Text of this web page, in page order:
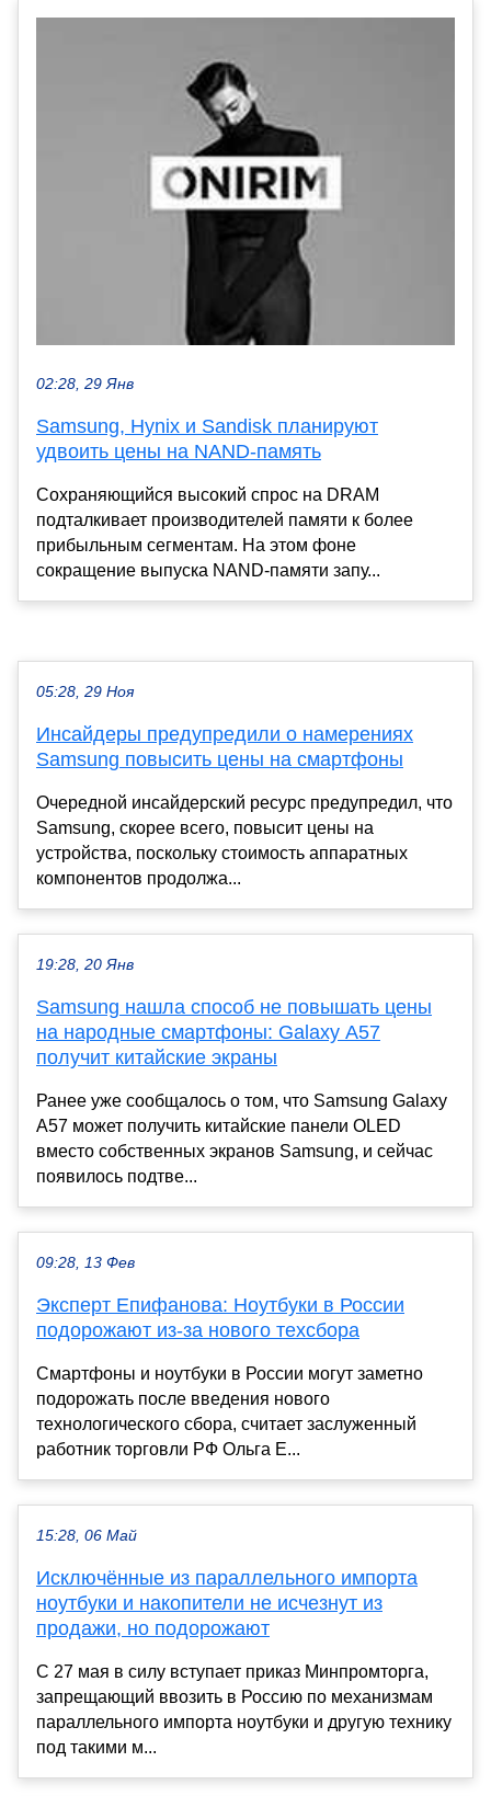
02:28, 29 Янв
Samsung, Hynix и Sandisk планируют
удвоить цены на NAND-память
Сохраняющийся высокий спрос на DRAM
подталкивает производителей памяти к более
прибыльным сегментам. На этом фоне
сокращение выпуска NAND-памяти запу...
05:28, 29 Ноя
Инсайдеры предупредили о намерениях
Samsung повысить цены на смартфоны
Очередной инсайдерский ресурс предупредил, что
Samsung, скорее всего, повысит цены на
устройства, поскольку стоимость аппаратных
компонентов продолжа...
19:28, 20 Янв
Samsung нашла способ не повышать цены
на народные смартфоны: Galaxy A57
получит китайские экраны
Ранее уже сообщалось о том, что Samsung Galaxy
A57 может получить китайские панели OLED
вместо собственных экранов Samsung, и сейчас
появилось подтве...
09:28, 13 Фев
Эксперт Епифанова: Ноутбуки в России
подорожают из-за нового техсбора
Смартфоны и ноутбуки в России могут заметно
подорожать после введения нового
технологического сбора, считает заслуженный
работник торговли РФ Ольга Е...
15:28, 06 Май
Исключённые из параллельного импорта
ноутбуки и накопители не исчезнут из
продажи, но подорожают
С 27 мая в силу вступает приказ Минпромторга,
запрещающий ввозить в Россию по механизмам
параллельного импорта ноутбуки и другую технику
под такими м...